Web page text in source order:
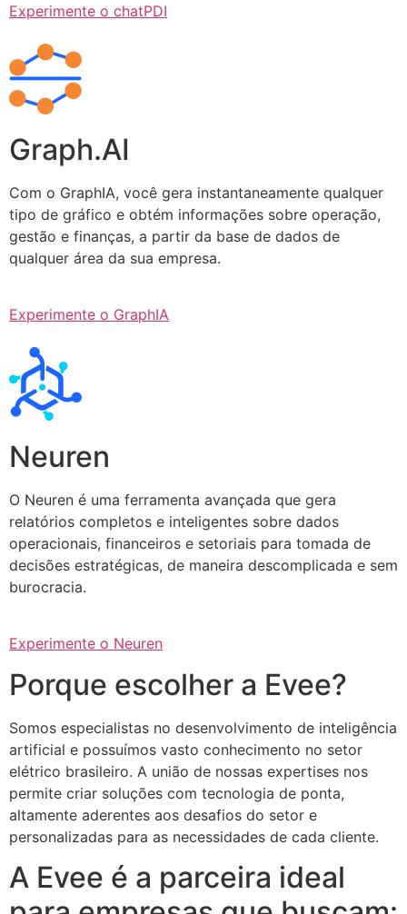
Experimente o chatPDI
Graph.AI
Com o GraphIA, você gera instantaneamente qualquer
tipo de gráfico e obtém informações sobre operação,
gestão e finanças, a partir da base de dados de
qualquer área da sua empresa.
Experimente o GraphIA
Neuren
O Neuren é uma ferramenta avançada que gera
relatórios completos e inteligentes sobre dados
operacionais, financeiros e setoriais para tomada de
decisões estratégicas, de maneira descomplicada e sem
burocracia.
Experimente o Neuren
Porque escolher a Evee?
Somos especialistas no desenvolvimento de inteligência
artificial e possuímos vasto conhecimento no setor
elétrico brasileiro. A união de nossas expertises nos
permite criar soluções com tecnologia de ponta,
altamente aderentes aos desafios do setor e
personalizadas para as necessidades de cada cliente.
A Evee é a parceira ideal